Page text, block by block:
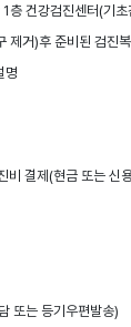
층 건강검진센터(기초
제거)후 준비된 검진
명
비 결제(현금 또는 신
또는 등기우편발송)